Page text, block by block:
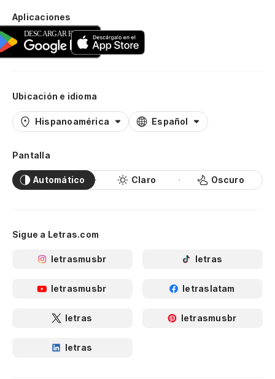
Aplicaciones
Ubicación e idioma
Hispanoamérica Español
Pantalla
Automático Claro Oscuro
Sigue a Letras.com
letrasmusbr letras
letrasmusbr letraslatam
letras letrasmusbr
letras